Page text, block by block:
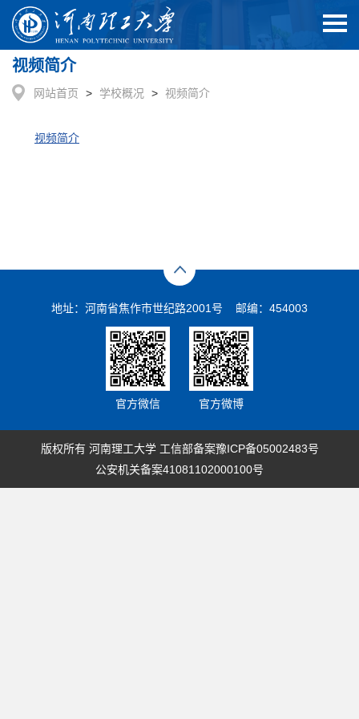
视频简介
网站首页 > 学校概况 > 视频简介
视频简介
地址：河南省焦作市世纪路2001号 邮编：454003
官方微信 官方微博
版权所有 河南理工大学 工信部备案豫ICP备05002483号
公安机关备案41081102000100号